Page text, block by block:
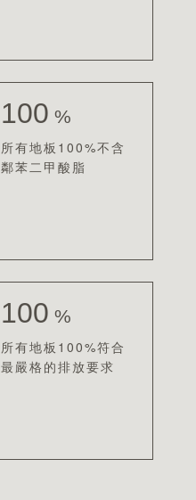
100 %
所有地板100%不含
鄰苯二甲酸脂
100 %
所有地板100%符合
最嚴格的排放要求